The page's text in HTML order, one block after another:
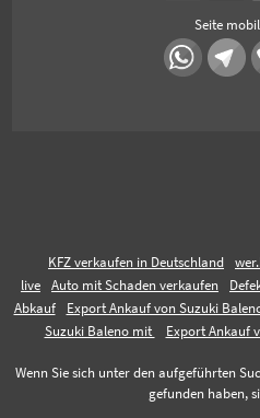
Seite
KFZ verkaufen in Deutschland
live
Auto mit Schaden verkaufen
Abkauf
Export Ankauf von Suzuki
Suzuki Baleno mit
Export Ankauf
Wenn Sie sich unter den aufgeführten
gefunden haben,